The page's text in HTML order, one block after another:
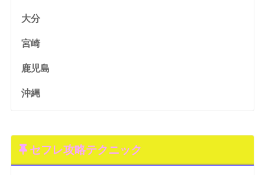
大分
宮崎
鹿児島
沖縄
セフレ攻略テクニック